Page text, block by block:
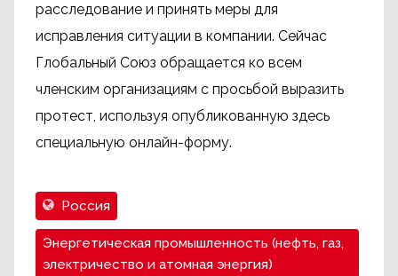
расследование и принять меры для
исправления ситуации в компании. Сейчас
Глобальный Союз обращается ко всем
членским организациям с просьбой выразить
протест, используя опубликованную здесь
специальную онлайн-форму.
Россия
Энергетическая промышленность (нефть, газ,
электричество и атомная энергия)